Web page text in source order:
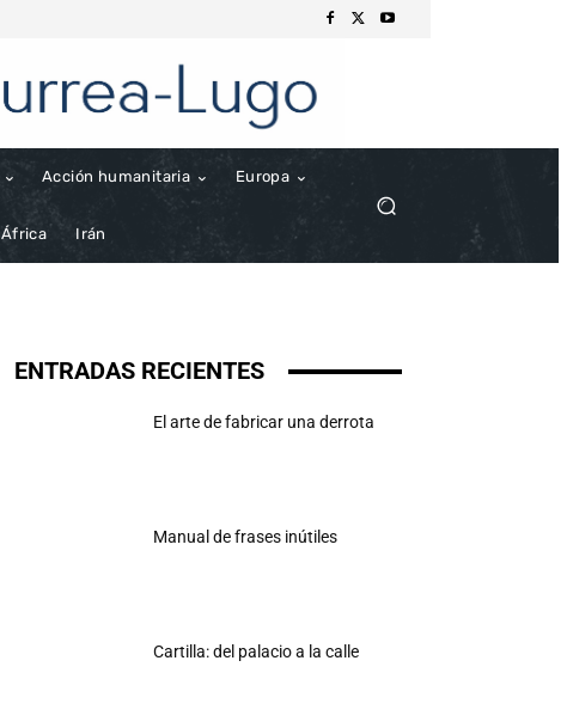
Acción humanitaria Europa
África Irán
ENTRADAS RECIENTES
El arte de fabricar una derrota
Manual de frases inútiles
Cartilla: del palacio a la calle